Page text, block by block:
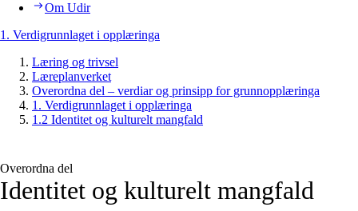
Om Udir
1. Verdigrunnlaget i opplæringa
Læring og trivsel
Læreplanverket
Overordna del – verdiar og prinsipp for grunnopplæringa
1. Verdigrunnlaget i opplæringa
1.2 Identitet og kulturelt mangfald
Overordna del
Identitet og kulturelt mangfald